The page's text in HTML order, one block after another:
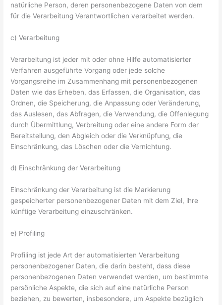
natürliche Person, deren personenbezogene Daten von dem
für die Verarbeitung Verantwortlichen verarbeitet werden.
c) Verarbeitung
Verarbeitung ist jeder mit oder ohne Hilfe automatisierter
Verfahren ausgeführte Vorgang oder jede solche
Vorgangsreihe im Zusammenhang mit personenbezogenen
Daten wie das Erheben, das Erfassen, die Organisation, das
Ordnen, die Speicherung, die Anpassung oder Veränderung,
das Auslesen, das Abfragen, die Verwendung, die Offenlegung
durch Übermittlung, Verbreitung oder eine andere Form der
Bereitstellung, den Abgleich oder die Verknüpfung, die
Einschränkung, das Löschen oder die Vernichtung.
d) Einschränkung der Verarbeitung
Einschränkung der Verarbeitung ist die Markierung
gespeicherter personenbezogener Daten mit dem Ziel, ihre
künftige Verarbeitung einzuschränken.
e) Profiling
Profiling ist jede Art der automatisierten Verarbeitung
personenbezogener Daten, die darin besteht, dass diese
personenbezogenen Daten verwendet werden, um bestimmte
persönliche Aspekte, die sich auf eine natürliche Person
beziehen, zu bewerten, insbesondere, um Aspekte bezüglich